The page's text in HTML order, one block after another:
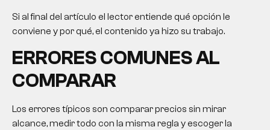
Si al final del artículo el lector entiende qué opción le
conviene y por qué, el contenido ya hizo su trabajo.
ERRORES COMUNES AL
COMPARAR
Los errores típicos son comparar precios sin mirar
alcance, medir todo con la misma regla y escoger la